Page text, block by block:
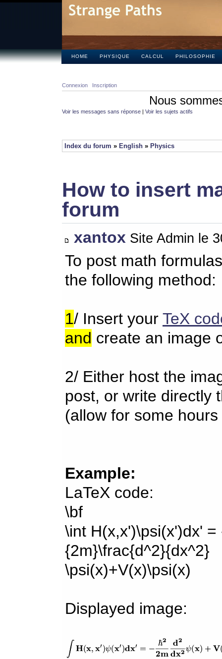
HOME PHYSIQUE CALCUL PHILOSOPHIE
Connexion Inscription
Nous
Voir les messages sans réponse | Voir les sujets actifs
Index du forum » English » Physics
How to insert
forum
xantox Site Admin le
To post math
the following method:
1/ Insert your TeX
and create an image
2/ Either host the
post, or write directly
(allow for some
Example:
LaTeX code:
\bf
\int H(x,x')\psi(x')dx'
{2m}\frac{d^2}{dx^2}
\psi(x)+V(x)\psi(x)
Displayed image: